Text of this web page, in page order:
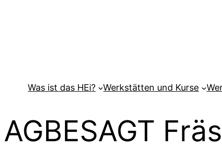
Was ist das HEi? Werkstätten und Kurse
AGBESAGT